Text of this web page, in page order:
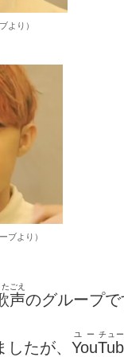
より）
ブより）
声
たごえ
のグループ
したが、 You
ユー チュ